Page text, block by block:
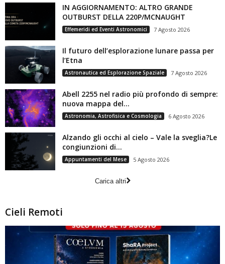
IN AGGIORNAMENTO: ALTRO GRANDE
OUTBURST DELLA 220P/MCNAUGHT
Effemeridi ed Eventi Astronomici 7 Agosto 2026
Il futuro dell’esplorazione lunare passa per
l’Etna
Astronautica ed Esplorazione Spaziale 7 Agosto 2026
Abell 2255 nel radio più profondo di sempre:
nuova mappa del...
Astronomia, Astrofisica e Cosmologia 6 Agosto 2026
Alzando gli occhi al cielo – Vale la sveglia?Le
congiunzioni di...
Appuntamenti del Mese 5 Agosto 2026
Carica altri
Cieli Remoti